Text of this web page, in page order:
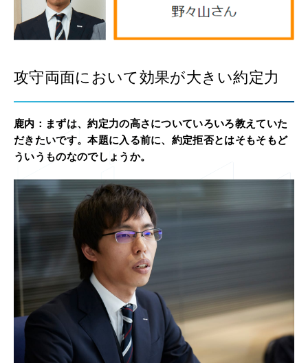
攻守両面において効果が大きい約定力
鹿内： まずは、約定力の高さについていろいろ教えていた
だきたいです。本題に入る前に、約定拒否とはそもそもど
ういうものなのでしょうか。